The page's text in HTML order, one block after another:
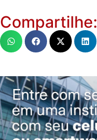
Compartilhe: